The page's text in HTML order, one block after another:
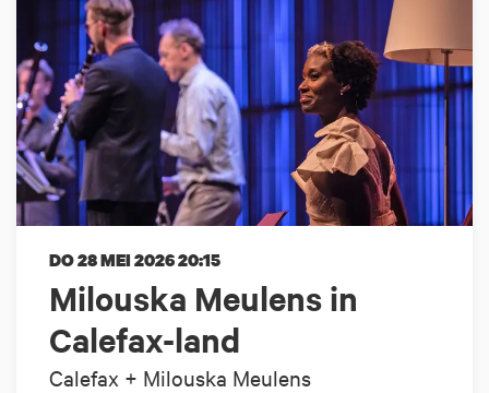
Milouska Meulens in
Calefax-land
Calefax + Milouska Meulens
DO 28 MEI 202620:15